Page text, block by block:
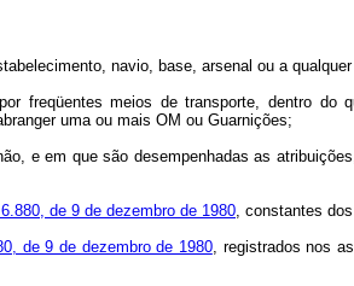
navio, base, arsenal ou a
freqüentes meios de transporte, dentro
uma ou mais OM ou Guarnições;
e em que são desempenhadas as
de 9 de dezembro de 1980 , constantes
de 9 de dezembro de 1980, registrados